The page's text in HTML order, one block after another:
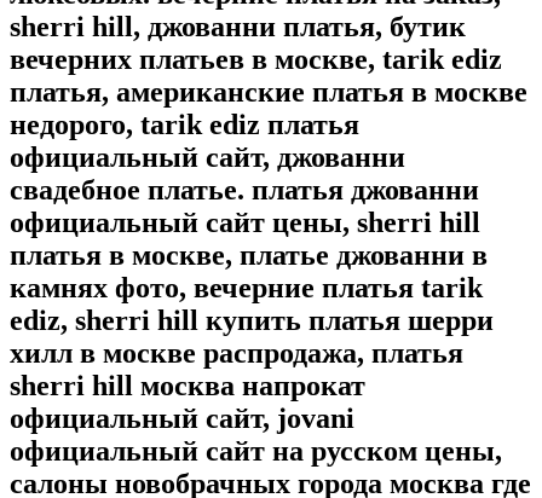
sherri hill, джованни платья, бутик
вечерних платьев в москве, tarik ediz
платья, американские платья в москве
недорого, tarik ediz платья
официальный сайт, джованни
свадебное платье. платья джованни
официальный сайт цены, sherri hill
платья в москве, платье джованни в
камнях фото, вечерние платья tarik
ediz, sherri hill купить платья шерри
хилл в москве распродажа, платья
sherri hill москва напрокат
официальный сайт, jovani
официальный сайт на русском цены,
салоны новобрачных города москва где